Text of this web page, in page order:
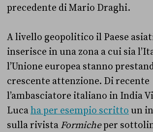
precedente di Mario Draghi.
A livello geopolitico il Paese
inserisce in una zona a cui sia
l’Unione europea stanno
crescente attenzione. Di recente
l’ambasciatore italiano in India
Lucaha per esempio scritto un
sulla rivista Formicheper